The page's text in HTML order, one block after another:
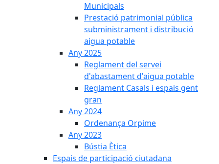
Municipals
Prestació patrimonial pública
subministrament i distribució
aigua potable
Any 2025
Reglament del servei
d'abastament d'aigua potable
Reglament Casals i espais gent
gran
Any 2024
Ordenança Orpime
Any 2023
Bústia Ètica
Espais de participació ciutadana